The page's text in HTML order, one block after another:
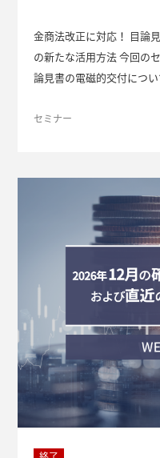
金商法改正に対応！ 目論
の新たな活用方法 今回の
論見書の電磁的交付につ
の特長をお伝えします。
ご利用いただいておりま
s」として以下の3つの要
ただいているサービスがさらに進
のポイント 商品説明の完結性向上 リスク・リターン情報の充
実 視認性の大幅な向上
セミナー